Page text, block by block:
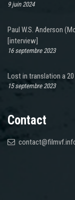
9 juin 2024
Paul W.S. Anderson
[interview]
16 septembre 2023
Lost in translation a
15 septembre 2023
Contact